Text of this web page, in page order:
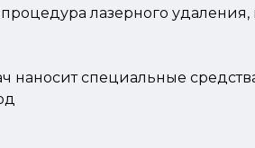
лазерного удаления,
наносит специальные